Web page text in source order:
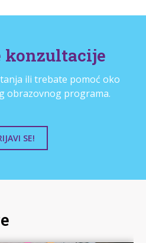
konzultacije
ili trebate pomoć oko
obrazovnog programa.
SE!